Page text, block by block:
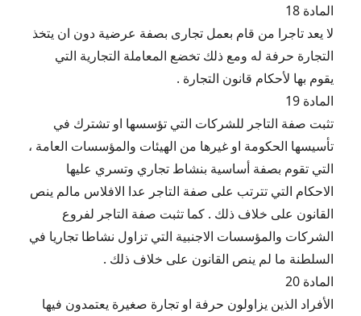
المادة 18
لا يعد تاجرا من قام بعمل تجارى بصفة عرضية دون ان يتخذ
التجارة حرفة له ومع ذلك تخضع المعاملة التجارية التي
يقوم بها لأحكام قانون التجارة .
المادة 19
تثبت صفة التاجر للشركات التي تؤسسها او تشترك في
تأسيسها الحكومة او غيرها من الهيئات والمؤسسات العامة ،
التي تقوم بصفة أساسية بنشاط تجاري وتسري عليها
الاحكام التي تترتب على صفة التاجر عدا الافلاس مالم ينص
القانون على خلاف ذلك . كما تثبت صفة التاجر لفروع
الشركات والمؤسسات الاجنبية التي تزاول نشاطا تجاريا في
السلطنة ما لم ينص القانون على خلاف ذلك .
المادة 20
الأفراد الذين يزاولون حرفة او تجارة صغيرة يعتمدون فيها